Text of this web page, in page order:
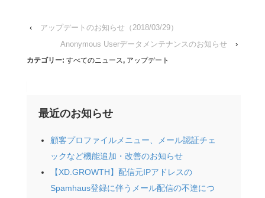
‹
アップデートのお知らせ（2018/03/29）
Anonymous Userデータメンテナンスのお知らせ
›
カテゴリー: すべてのニュース, アップデート
最近のお知らせ
顧客プロファイルメニュー、メール認証チェ
ックなど機能追加・改善のお知らせ
【XD.GROWTH】配信元IPアドレスの
Spamhaus登録に伴うメール配信の不達につ